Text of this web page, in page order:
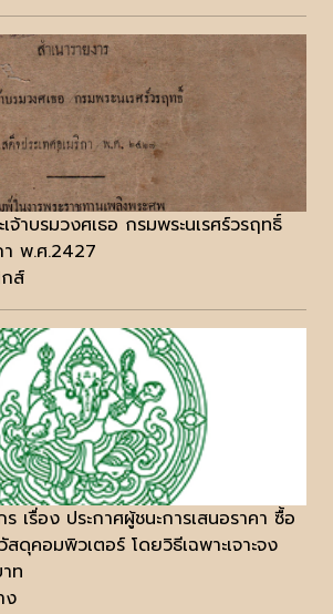
จ้าบรมวงศเธอ กรมพระนเรศร์วรฤทธิ์
า พ.ศ.2427
ส์
เรื่อง ประกาศผู้ชนะการเสนอราคา ซื้อ
ดุคอมพิวเตอร์ โดยวิธีเฉพาะเจาะจง
ท
ง